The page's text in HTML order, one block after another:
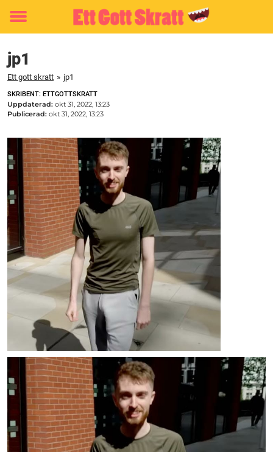
Toggle
jp1
Ett gott skratt » jp1
SKRIBENT: ETTGOTTSKRATT
Uppdaterad: okt 31, 2022, 13:23
Publicerad: okt 31, 2022, 13:23